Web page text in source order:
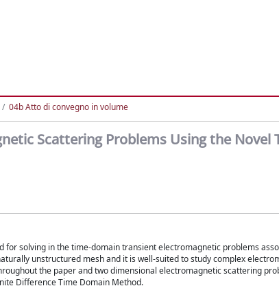
04b Atto di convegno in volume
Scattering Problems Using the Novel
solving in the time-domain transient electromagnetic problems
unstructured mesh and it is well-suited to study complex
the paper and two dimensional electromagnetic scattering
Difference Time Domain Method.